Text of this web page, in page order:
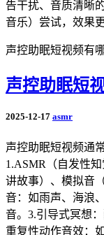
告干扰、音质清晰
音乐）尝试，效果更
声控助眠短视频有
声控助眠短
2025-12-17 asmr
声控助眠短视频通
1.ASMR（自发性
讲故事）、模拟音
音：如雨声、海浪
音。3.引导式冥想
重复性动作音效：